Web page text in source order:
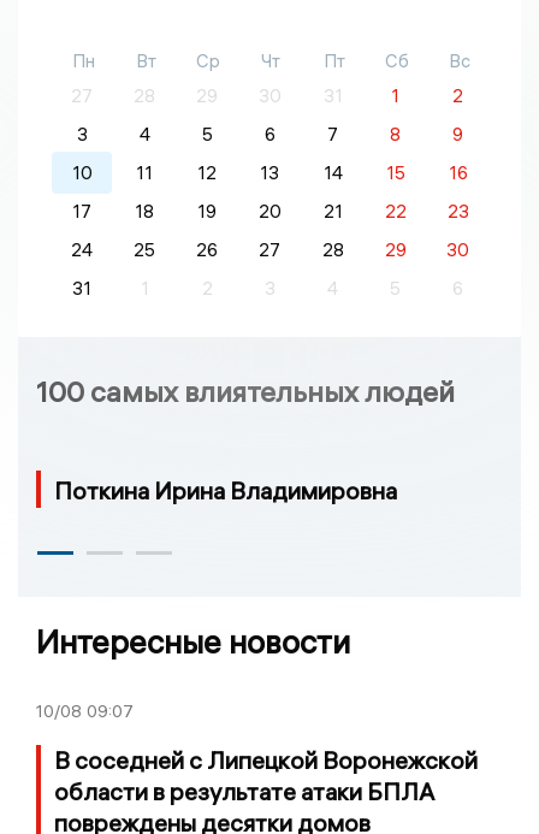
Пн Вт Ср Чт Пт Сб
Вс
27
28 29 30 31 1
2
3
4 5 6 7 8
9
10
11 12 13 14 15
16
17
18 19 20 21 22
23
24
25 26 27 28 29
30
31
1 2 3 4 5 6
100 самых влиятельных людей
Поткина Ирина Владимировна
Интересные новости
10/08 09:07
В соседней с Липецкой Воронежской
области в результате атаки БПЛА
повреждены десятки домов